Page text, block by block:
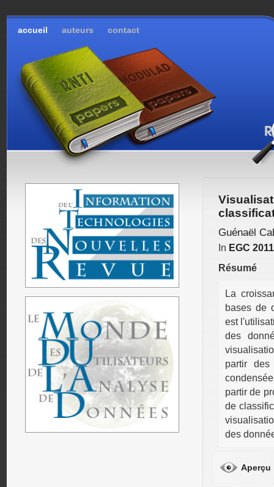
accueil auteurs contact
Guénaël
In EGC 2011
Résumé
La
bases de
est
des
partir
partir de
de
des
Aperçu